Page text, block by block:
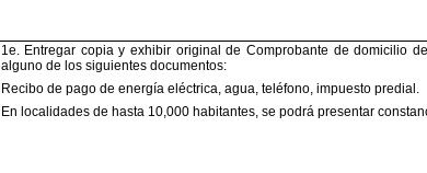
1e. Entregar copia y exhibir original de Comprobante de domicilio
alguno de los siguientes documentos:
Recibo de pago de energía eléctrica, agua, teléfono, impuesto predial.
En localidades de hasta 10,000 habitantes, se podrá presentar